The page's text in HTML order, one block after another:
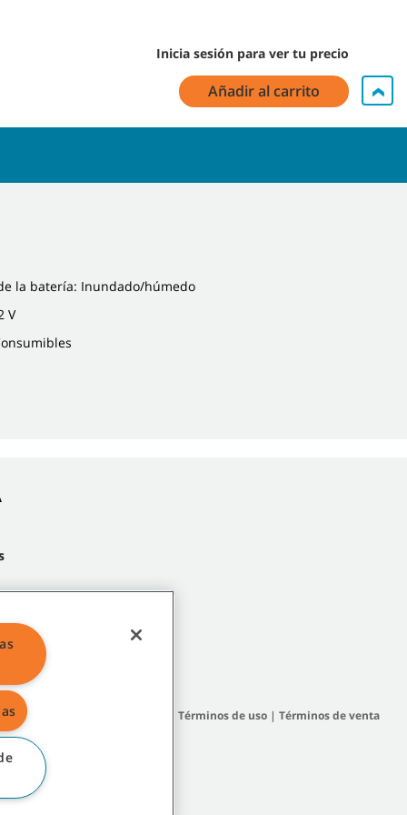
Inicia sesión para ver tu precio
Añadir al carrito
la batería: Inundado/húmedo
V
del sitio Términos de uso| Términos de venta
o subsidiarias.